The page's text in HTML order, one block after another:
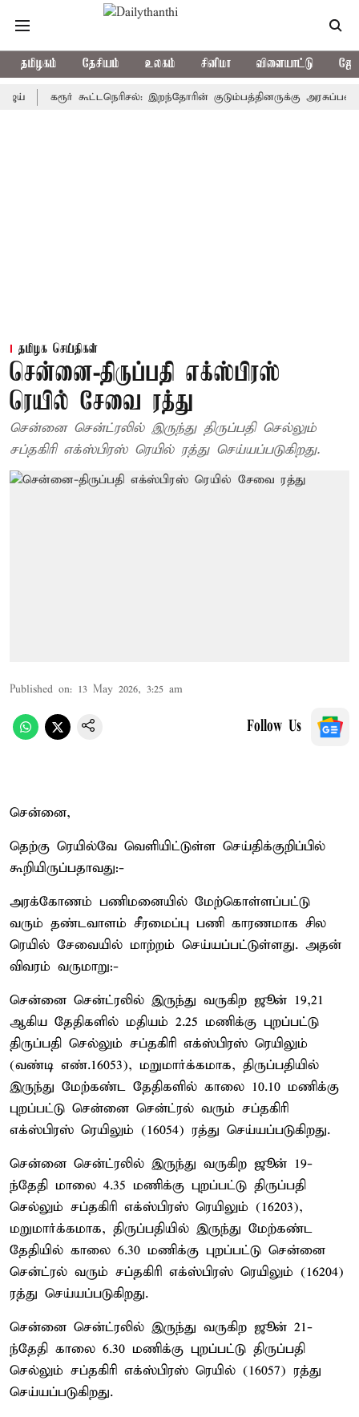
தமிழகம் தேசியம் உலகம் சினிமா விளையாட்டு
கரூர் கூட்டநெரிசல்: இறந்தோரின் குடும்பத்தினருக்கு அரசுப்பணி
தமிழக செய்திகள்
சென்னை-திருப்பதி எக்ஸ்பிரஸ்
ரெயில் சேவை ரத்து
சென்னை சென்ட்ரலில் இருந்து திருப்பதி செல்லும்
சப்தகிரி எக்ஸ்பிரஸ் ரெயில் ரத்து செய்யப்படுகிறது.
Published on: 13 May 2026, 3:25 am
Follow Us
சென்னை,
தெற்கு ரெயில்வே வெளியிட்டுள்ள செய்திக்குறிப்பில்
கூறியிருப்பதாவது:-
அரக்கோணம் பணிமனையில் மேற்கொள்ளப்பட்டு
வரும் தண்டவாளம் சீரமைப்பு பணி காரணமாக சில
ரெயில் சேவையில் மாற்றம் செய்யப்பட்டுள்ளது. அதன்
விவரம் வருமாறு:-
சென்னை சென்ட்ரலில் இருந்து வருகிற ஜூன் 19,21
ஆகிய தேதிகளில் மதியம் 2.25 மணிக்கு புறப்பட்டு
திருப்பதி செல்லும் சப்தகிரி எக்ஸ்பிரஸ் ரெயிலும்
(வண்டி எண்.16053), மறுமார்க்கமாக, திருப்பதியில்
இருந்து மேற்கண்ட தேதிகளில் காலை 10.10 மணிக்கு
புறப்பட்டு சென்னை சென்ட்ரல் வரும் சப்தகிரி
எக்ஸ்பிரஸ் ரெயிலும் (16054) ரத்து செய்யப்படுகிறது.
சென்னை சென்ட்ரலில் இருந்து வருகிற ஜூன் 19-
ந்தேதி மாலை 4.35 மணிக்கு புறப்பட்டு திருப்பதி
செல்லும் சப்தகிரி எக்ஸ்பிரஸ் ரெயிலும் (16203),
மறுமார்க்கமாக, திருப்பதியில் இருந்து மேற்கண்ட
தேதியில் காலை 6.30 மணிக்கு புறப்பட்டு சென்னை
சென்ட்ரல் வரும் சப்தகிரி எக்ஸ்பிரஸ் ரெயிலும் (16204)
ரத்து செய்யப்படுகிறது.
சென்னை சென்ட்ரலில் இருந்து வருகிற ஜூன் 21-
ந்தேதி காலை 6.30 மணிக்கு புறப்பட்டு திருப்பதி
செல்லும் சப்தகிரி எக்ஸ்பிரஸ் ரெயில் (16057) ரத்து
செய்யப்படுகிறது.